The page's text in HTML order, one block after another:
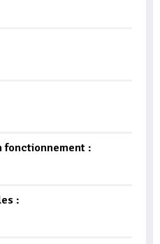
fonctionnement :
: